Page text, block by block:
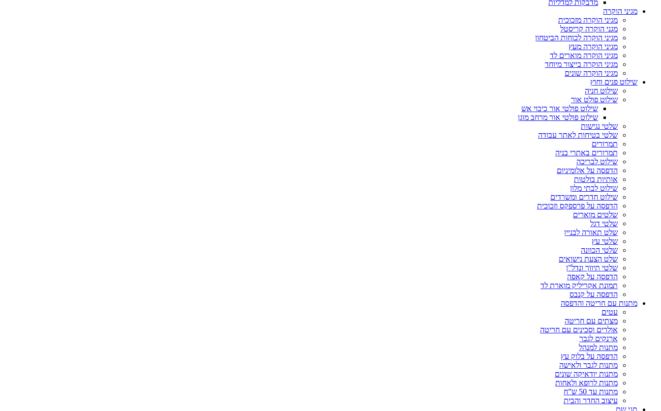
מדבקות למדליות
מגיני הוקרה
מגיני הוקרה מזכוכית
מגני הוקרה קריסטל
מגיני הוקרה לכוחות הביטחון
מגיני הוקרה מעץ
מגיני הוקרה מוארים לד
מגיני הוקרה בייצור מיוחד
מגיני הוקרה שונים
שילוט פנים וחוץ
שילוט חניה
שילוט פולט אור
שילוט פולטי אור כיבוי אש
שילוט פולטי אור מרחב מוגן
שלטי נגישות
שלטי בטיחות לאתר עבודה
תמרורים
תמרורים באתרי בניה
שילוט לבריכה
הדפסה על אלומיניום
אותיות בולטות
שילוט לבתי מלון
שילוט חדרים ומשרדים
הדפסה על פרספקס וזכוכית
שלטים מוארים
שלטי דגל
שלט תאורה לבניין
שלטי עץ
שלטי הכוונה
שלט הצעת נישואים
שלטי תיווך ונדל”ן
הדפסה על קאפה
תמונת אקריליק מוארת לד
הדפסה על קנבס
מתנות עם חריטה והדפסה
עטים
מצתים עם חריטה
אולרים וסכינים עם חריטה
ארנקים לגבר
מתנות למנהל
הדפסה על בלוק עץ
מתנות לגבר ולאישה
מתנות יודאיקה שונים
מתנות לרופא ולאחות
מתנות עד 50 ש”ח
עיצוב החדר והבית
תגי שם